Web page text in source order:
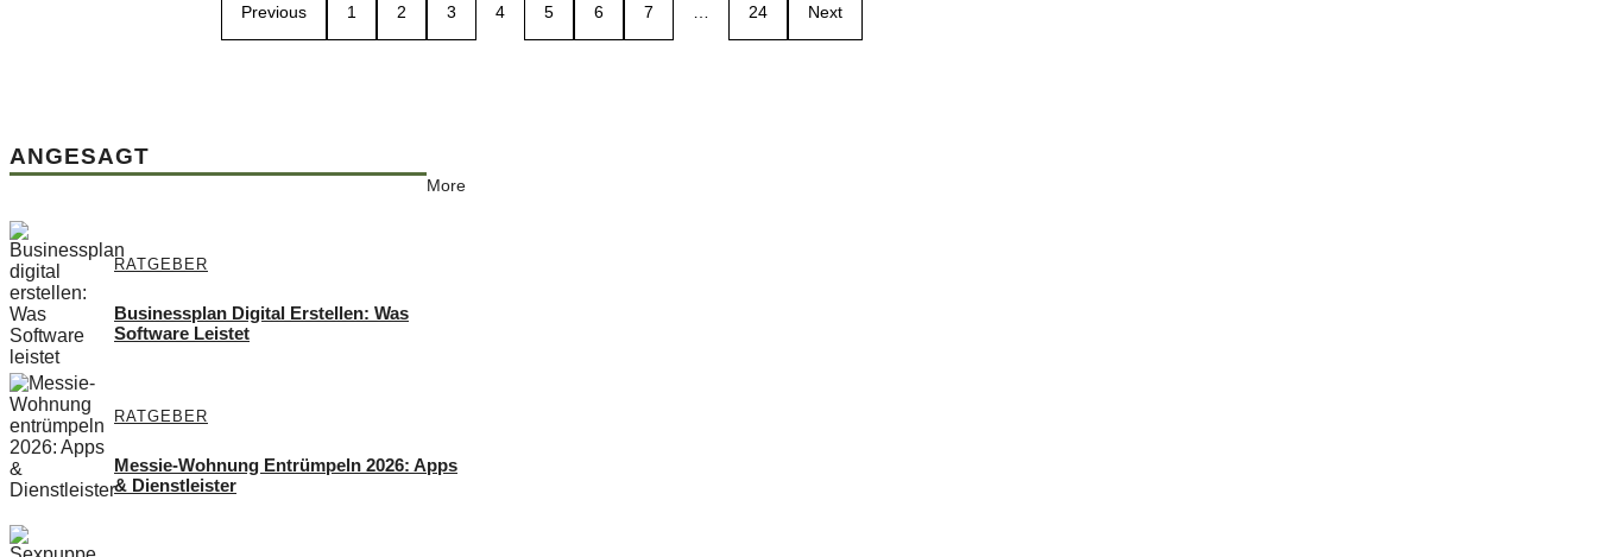
Previous 1 2 3 4 5 6 7 24 Next
ANGESAGT
More
RATGEBER
Businessplan Digital Erstellen: Was
Software Leistet
RATGEBER
Messie-Wohnung Entrümpeln 2026: Apps
& Dienstleister